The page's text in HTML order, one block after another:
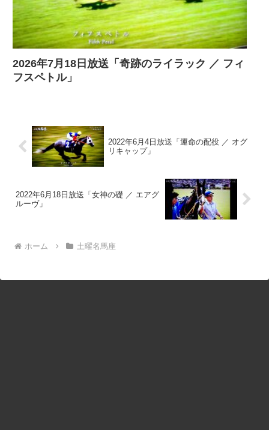
2026年7月18日放送「奇跡のライラック ／ フィ
フスペトル」
2022年6月4日放送「運命の配役 ／ オグ
リキャップ」
2022年6月18日放送「女神の礎 ／ エアグ
ルーヴ」
ホーム 土曜名馬座